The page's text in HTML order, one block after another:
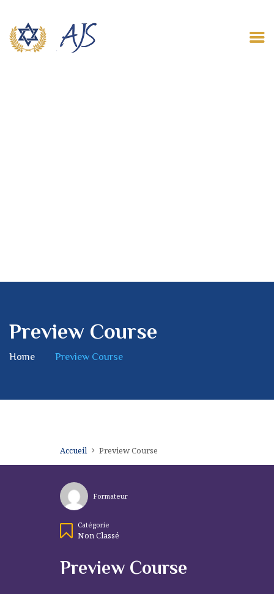
Preview Course
Home Preview Course
Accueil Preview Course
Formateur
Catégorie
Non Classé
Preview Course